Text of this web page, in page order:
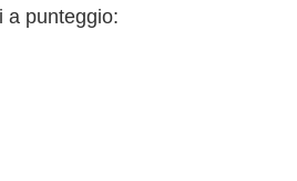
a punteggio: